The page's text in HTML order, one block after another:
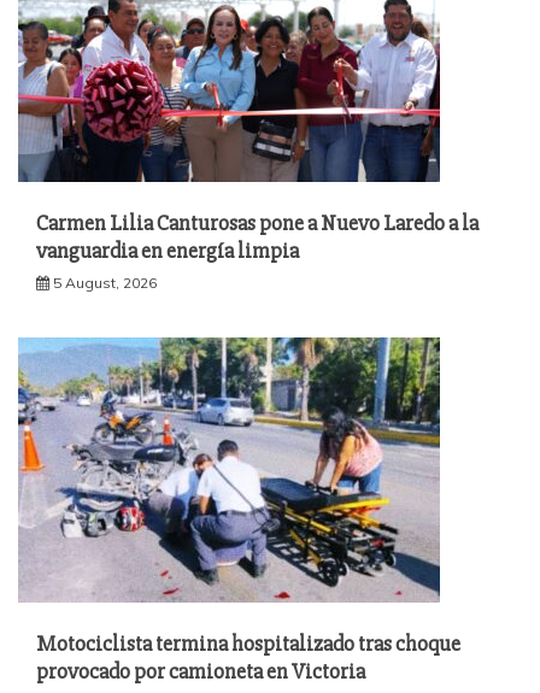
Carmen Lilia Canturosas pone a Nuevo Laredo a la
vanguardia en energía limpia
5 August, 2026
Motociclista termina hospitalizado tras choque
provocado por camioneta en Victoria